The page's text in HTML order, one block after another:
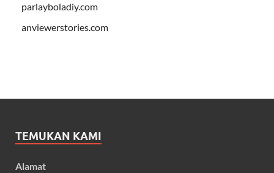
parlayboladiy.com
anviewerstories.com
TEMUKAN KAMI
Alamat